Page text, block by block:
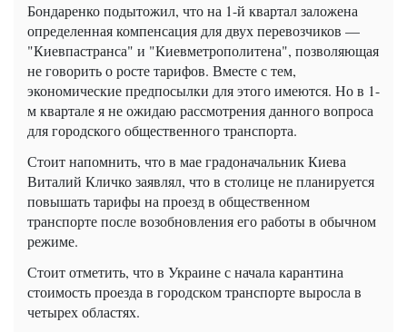
Бондаренко подытожил, что на 1-й квартал заложена
определенная компенсация для двух перевозчиков —
"Киевпастранса" и "Киевметрополитена", позволяющая
не говорить о росте тарифов. Вместе с тем,
экономические предпосылки для этого имеются. Но в 1-
м квартале я не ожидаю рассмотрения данного вопроса
для городского общественного транспорта.
Стоит напомнить, что в мае градоначальник Киева
Виталий Кличко заявлял, что в столице не планируется
повышать тарифы на проезд в общественном
транспорте после возобновления его работы в обычном
режиме.
Стоит отметить, что в Украине с начала карантина
стоимость проезда в городском транспорте выросла в
четырех областях.